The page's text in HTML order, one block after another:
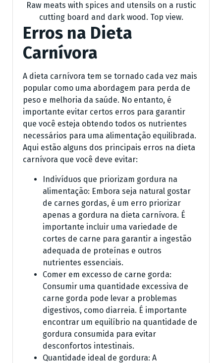
Raw meats with spices and utensils on a rustic
cutting board and dark wood. Top view.
Erros na Dieta
Carnívora
A dieta carnívora tem se tornado cada vez mais
popular como uma abordagem para perda de
peso e melhoria da saúde. No entanto, é
importante evitar certos erros para garantir
que você esteja obtendo todos os nutrientes
necessários para uma alimentação equilibrada.
Aqui estão alguns dos principais erros na dieta
carnívora que você deve evitar:
Indivíduos que priorizam gordura na
alimentação: Embora seja natural gostar
de carnes gordas, é um erro priorizar
apenas a gordura na dieta carnívora. É
importante incluir uma variedade de
cortes de carne para garantir a ingestão
adequada de proteínas e outros
nutrientes essenciais.
Comer em excesso de carne gorda:
Consumir uma quantidade excessiva de
carne gorda pode levar a problemas
digestivos, como diarreia. É importante
encontrar um equilíbrio na quantidade de
gordura consumida para evitar
desconfortos intestinais.
Quantidade ideal de gordura: A